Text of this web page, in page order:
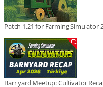
Patch 1.21 for Farming Simulator
Barnyard Meetup: Cultivator